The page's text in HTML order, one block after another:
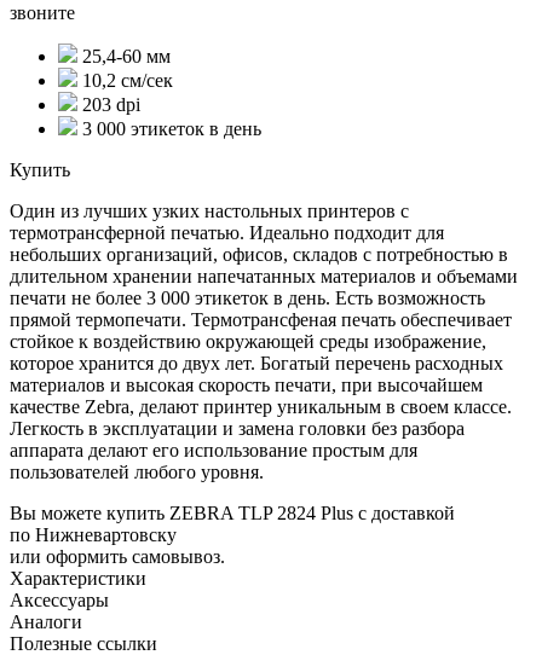
звоните
25,4-60 мм
10,2 см/сек
203 dpi
3 000 этикеток в день
Купить
Один из лучших узких настольных принтеров с
термотрансферной печатью. Идеально подходит для
небольших организаций, офисов, складов с потребностью в
длительном хранении напечатанных материалов и объемами
печати не более 3 000 этикеток в день. Есть возможность
прямой термопечати. Термотрансфеная печать обеспечивает
стойкое к воздействию окружающей среды изображение,
которое хранится до двух лет. Богатый перечень расходных
материалов и высокая скорость печати, при высочайшем
качестве Zebra, делают принтер уникальным в своем классе.
Легкость в эксплуатации и замена головки без разбора
аппарата делают его использование простым для
пользователей любого уровня.
Вы можете купить ZEBRA TLP 2824 Plus с доставкой
по Нижневартовску
или оформить самовывоз.
Характеристики
Аксессуары
Аналоги
Полезные ссылки